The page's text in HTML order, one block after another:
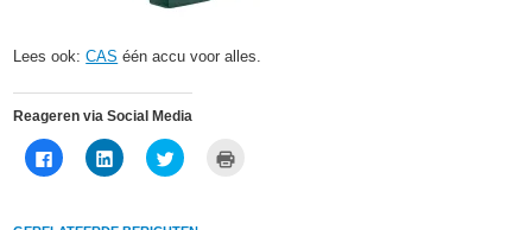
Lees ook:CAS één accu voor alles.
Reageren via Social Media
Klik
om
Facebook
Klik
om
delen
Klik
om
Twitter